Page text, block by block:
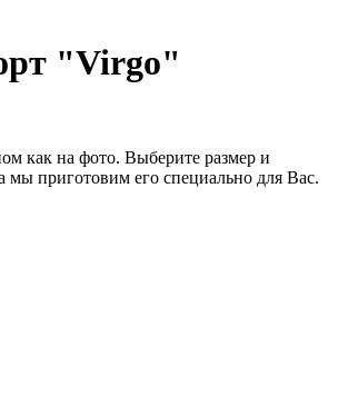
"Virgo"
как на фото. Выберите размер и
приготовим его специально для Вас.